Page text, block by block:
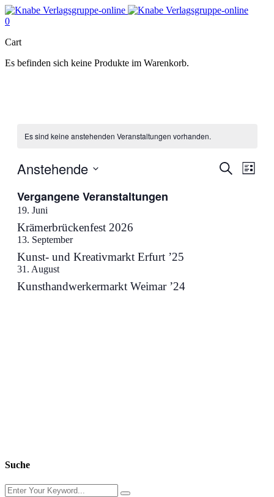
0
Cart
Es befinden sich keine Produkte im Warenkorb.
Es sind keine anstehenden Veranstaltungen vorhanden.
Suche
Liste
Anstehende
wählen.
Vergangene Veranstaltungen
19. Juni
Krämerbrückenfest 2026
13. September
Kunst- und Kreativmarkt Erfurt ’25
31. August
Kunsthandwerkermarkt Weimar ’24
Suche